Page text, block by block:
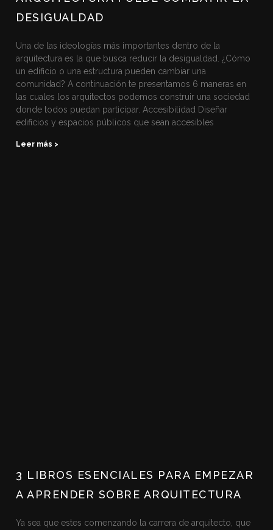
DESIGUALDAD
Una de las ideologías más importantes dentro de la
arquitectura es la que busca reducir la desigualdad. ¿Cómo
un edificio o una estructura pueden cambiar una
comunidad? A continuación te presentamos 6 maneras en
las cuales los arquitectos podemos construir una sociedad
donde todos puedan participar. Accesibilidad Diseñar
edificios y espacios públicos que sean accesibles
Leer más >
3 LIBROS ESENCIALES PARA EMPEZAR
A APRENDER SOBRE ARQUITECTURA
Ya sea que estes comenzando la carrera de arquitecto, que